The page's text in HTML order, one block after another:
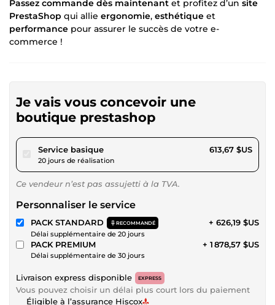
Passez commande dès maintenant et profitez d’un site
PrestaShop qui allie ergonomie, esthétique et
performance pour assurer le succès de votre e-
commerce !
Je vais vous concevoir une
boutique prestashop
Service basiquepour 565,59 $US
20 jours de réalisation
613,67 $US
Ce vendeur n’est pas assujetti à la TVA.
Personnaliser le service
PACK STANDARD RECOMMANDÉ
Délai supplémentaire de 20 jours
+ 626,19 $US
PACK PREMIUM
Délai supplémentaire de 30 jours
+ 1 878,57 $US
Livraison express disponible EXPRESS
Vous pouvez choisir un délai plus court lors du paiement
Éligible à l’assurance Hiscox